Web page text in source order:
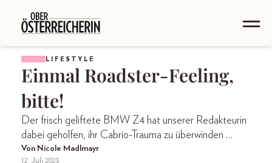
LIFESTYLE
Einmal Roadster-Feeling,
bitte!
Der frisch geliftete BMW Z4 hat unserer Redakteurin
dabei geholfen, ihr Cabrio-Trauma zu überwinden …
Von Nicole Madlmayr
12. Juli 2023